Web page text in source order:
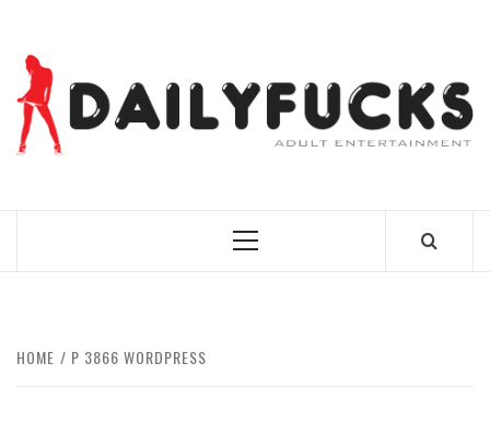
content
Primary
HOME P 3866 WORDPRESS